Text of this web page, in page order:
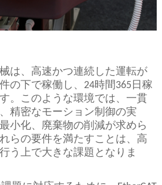
は、高速かつ連続した運転が
の下で稼働し、24時間365日稼
。このような環境では、一貫
精密なモーション制御の実
小化、廃棄物の削減が求めら
らの要件を満たすことは、高
う上で大きな課題となりま